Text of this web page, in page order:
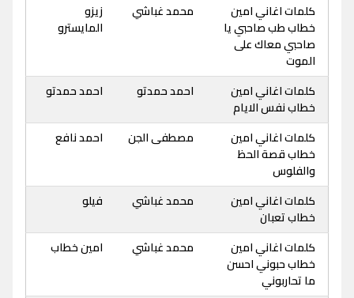
كلمات اغاني امين
خطاب طب صاحبي يا
صاحبي معاك على
الموت
محمد غباشي
زيزو
المايسترو
كلمات اغاني امين
خطاب نفس الايام
احمد حمدتو احمد حمدتو
كلمات اغاني امين
خطاب قصة الحظ
والفلوس
مصطفى الجن احمد نافع
كلمات اغاني امين
خطاب تعبان
محمد غباشي فيلو
كلمات اغاني امين
خطاب حبوني احسن
ما تحاربوني
محمد غباشي امين خطاب